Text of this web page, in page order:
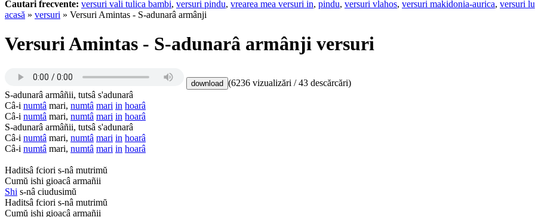
Cautari frecvente: versuri vali tulica bambi, versuri pindu, vrearea mea versuri in, pindu, versuri vlahos, versuri makidonia-aurica, versuri
acasă » versuri » Versuri Amintas - S-adunarâ armânji
Versuri Amintas - S-adunarâ armânji versuri
(6236 vizualizări / 43 descărcări)
S-adunarâ armâñii, tutsâ s'adunarâ
Câ-i numtâ mari, numtâ mari in hoarâ
Câ-i numtâ mari, numtâ mari in hoarâ
S-adunarâ armâñii, tutsâ s'adunarâ
Câ-i numtâ mari, numtâ mari in hoarâ
Câ-i numtâ mari, numtâ mari in hoarâ
Haditsâ fciori s-nâ mutrimŭ
Cumŭ ishi gioacâ armañii
Shi s-nâ ciudusimŭ
Haditsâ fciori s-nâ mutrimŭ
Cumŭ ishi gioacâ armañii